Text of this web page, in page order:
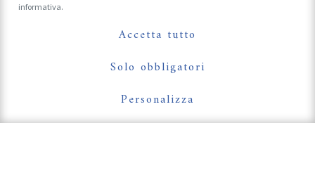
Follow Us On
informativa.
Accetta tutto
Solo obbligatori
Personalizza